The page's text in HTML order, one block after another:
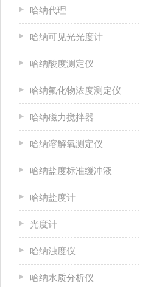
哈纳代理
哈纳可见光光度计
哈纳酸度测定仪
哈纳氟化物浓度测定仪
哈纳磁力搅拌器
哈纳溶解氧测定仪
哈纳盐度标准缓冲液
哈纳盐度计
光度计
哈纳浊度仪
哈纳水质分析仪